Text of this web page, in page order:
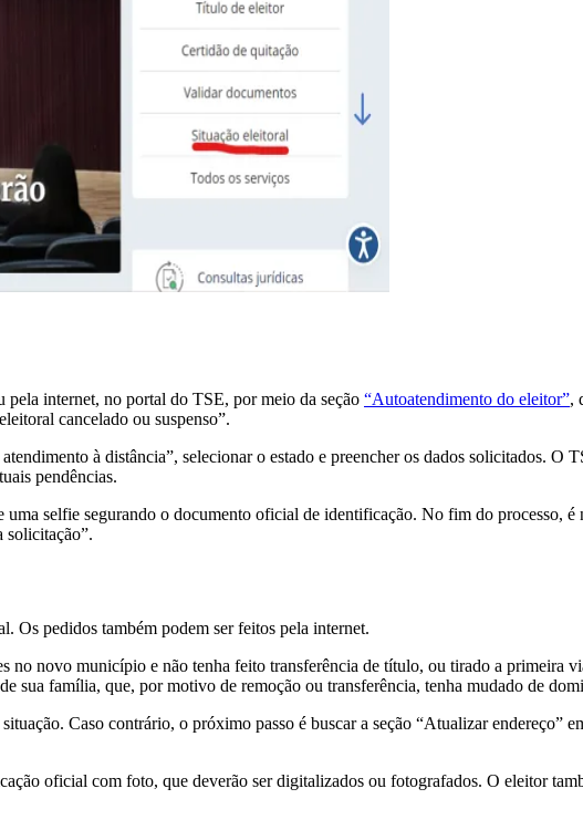
internet, no portal do TSE, por meio da seção “Autoatendimento do eleitor”,
cancelado ou suspenso”.
à distância”, selecionar o estado e preencher os dados solicitados. O
pendências.
selfie segurando o documento oficial de identificação. No fim do processo, é
solicitação”.
Os pedidos também podem ser feitos pela internet.
no novo município e não tenha feito transferência de título, ou tirado a primeira
sua família, que, por motivo de remoção ou transferência, tenha mudado de
Caso contrário, o próximo passo é buscar a seção “Atualizar endereço”
oficial com foto, que deverão ser digitalizados ou fotografados. O eleitor